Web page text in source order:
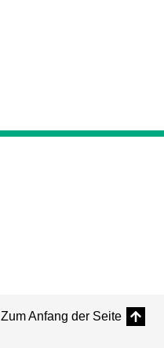
Zum Anfang der Seite